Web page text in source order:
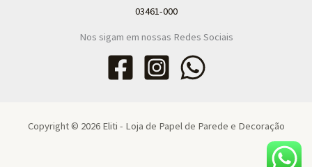
03461-000
Nos sigam em nossas Redes Sociais
Copyright © 2026 Eliti - Loja de Papel de Parede e Decoração